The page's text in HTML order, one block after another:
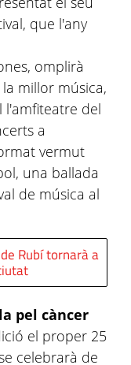
que l'any
omplirà
millor música,
l'amfiteatre del
a
vermut
una ballada
de música al
Rubí tornarà a
pel càncer
el proper 25
celebrarà de